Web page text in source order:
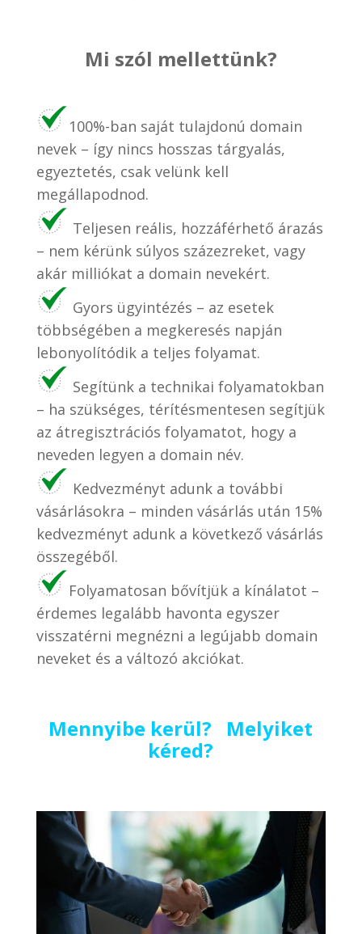
Mi szól mellettünk?
100%-ban saját tulajdonú domain
nevek – így nincs hosszas tárgyalás,
egyeztetés, csak velünk kell
megállapodnod.
Teljesen reális, hozzáférhető árazás
– nem kérünk súlyos százezreket, vagy
akár milliókat a domain nevekért.
Gyors ügyintézés – az esetek
többségében a megkeresés napján
lebonyolítódik a teljes folyamat.
Segítünk a technikai folyamatokban
– ha szükséges, térítésmentesen segítjük
az átregisztrációs folyamatot, hogy a
neveden legyen a domain név.
Kedvezményt adunk a további
vásárlásokra – minden vásárlás után 15%
kedvezményt adunk a következő vásárlás
összegéből.
Folyamatosan bővítjük a kínálatot –
érdemes legalább havonta egyszer
visszatérni megnézni a legújabb domain
neveket és a változó akciókat.
Mennyibe kerül? Melyiket
kéred?